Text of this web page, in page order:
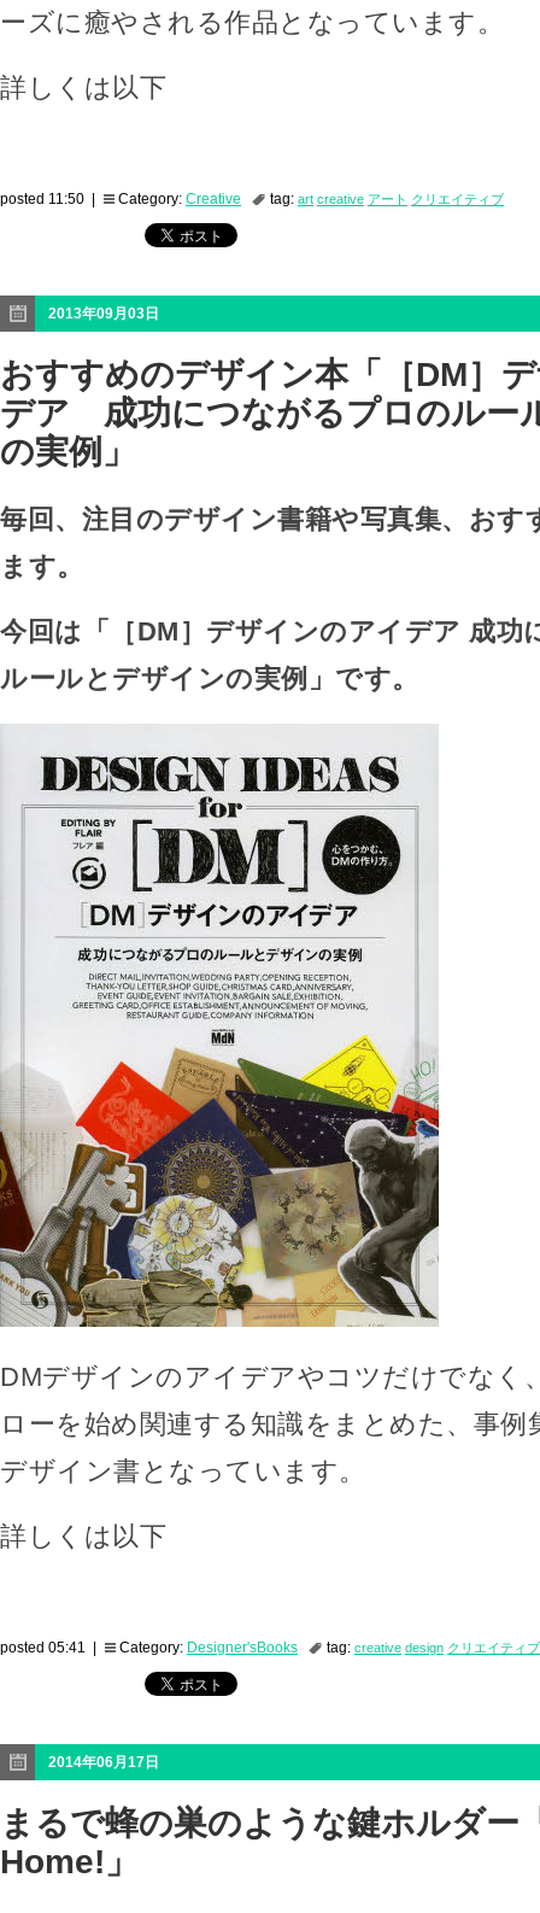
ーズに癒やされる作品となっています。
詳しくは以下
posted 11:50 | Category: Creative tag: art creative アート クリエイティブ
2013年09月03日
おすすめのデザイン本「［DM］
デア 成功につながるプロのルー
の実例」
毎回、注目のデザイン書籍や写真集、おす
ます。
今回は「［DM］デザインのアイデア 成功
ルールとデザインの実例」です。
DMデザインのアイデアやコツだけでなく
ローを始め関連する知識をまとめた、事例
デザイン書となっています。
詳しくは以下
posted 05:41 | Category: Designer'sBooks tag: creative design クリエイティブ
2014年06月17日
まるで蜂の巣のような鍵ホルダー
Home!」